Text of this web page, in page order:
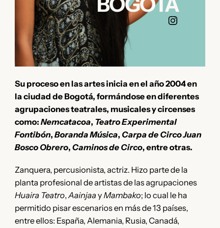
Claudia Casteblanco
Su proceso en las artes inicia en el año 2004 en
la ciudad de Bogotá, formándose en diferentes
agrupaciones teatrales, musicales y circenses
como:Nemcatacoa, Teatro Experimental
Fontibón,Boranda Música, Carpa de Circo Juan
Bosco Obrero, Caminos de Circo, entre otras.
Zanquera, percusionista, actriz. Hizo parte de la
planta profesional de artistas de las agrupaciones
Huaira Teatro,Aainjaa yMambako; lo cual le ha
permitido pisar escenarios en más de 13 países,
entre ellos: España, Alemania, Rusia, Canadá,